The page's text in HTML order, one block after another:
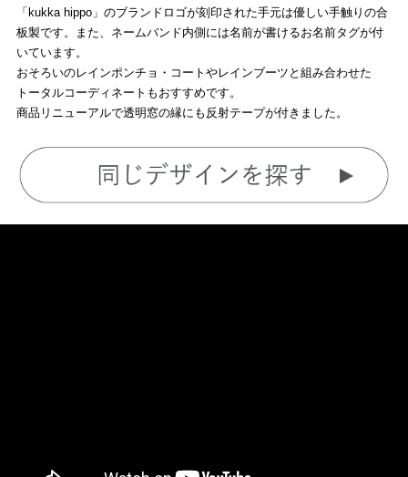
「kukka hippo」のブランドロゴが刻印された手元は優しい手触りの合
板製です。また、ネームバンド内側には名前が書けるお名前タグが付
いています。
おそろいのレインポンチョ・コートやレインブーツと組み合わせた
トータルコーディネートもおすすめです。
商品リニューアルで透明窓の縁にも反射テープが付きました。